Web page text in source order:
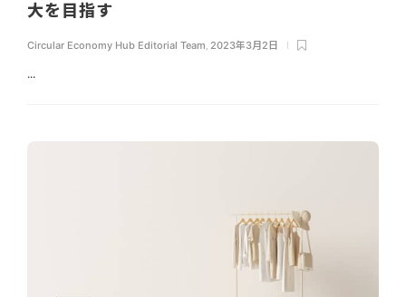
大を目指す
Circular Economy Hub Editorial Team, 2023年3月2日
...